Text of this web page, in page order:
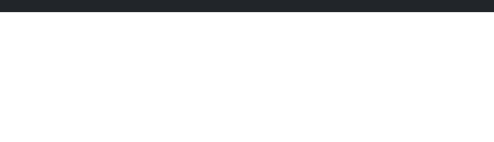
Umzug von Wolfsburg nach Brasilien